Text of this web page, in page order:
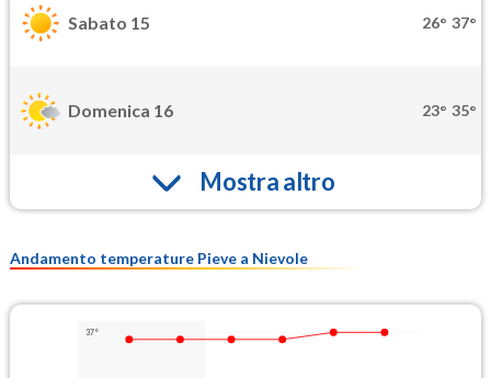
Sabato 15 26° 37°
Domenica 16 23° 35°
Mostra altro
Andamento temperature Pieve a Nievole
37°